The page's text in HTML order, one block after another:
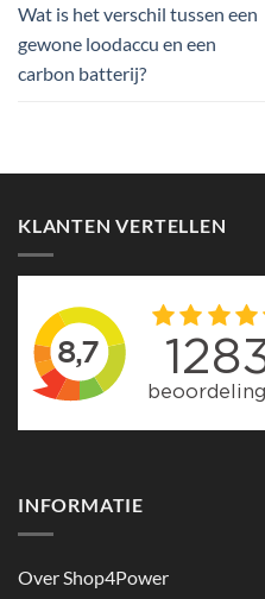
Wat is het verschil tussen een
gewone loodaccu en een
carbon batterij?
KLANTEN VERTELLEN
INFORMATIE
Over Shop4Power